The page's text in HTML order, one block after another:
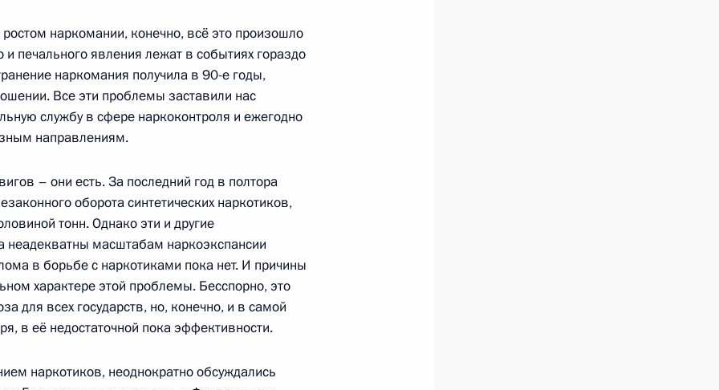
Горки
экономическим вопросам
Горки
Безопасности
политики
наркотиков
наркомании, конечно, всё это произошло
и печального явления лежат в событиях гораздо
наркомания получила в 90-е годы,
Все эти проблемы заставили нас
службу в сфере наркоконтроля и ежегодно
направлениям.
– они есть. За последний год в полтора
оборота синтетических наркотиков,
тонн. Однако эти и другие
масштабам наркоэкспансии
в борьбе с наркотиками пока нет. И причины
характере этой проблемы. Бесспорно, это
для всех государств, но, конечно, и в самой
в её недостаточной пока эффективности.
наркотиков, неоднократно обсуждались